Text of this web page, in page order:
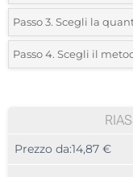
*Seleziona la posizione
1 Colore (Sul campo)
Incisione Laser (Su un
Passo 3. Scegli la
*Quantità desiderata:
10
Passo 4. Scegli il
Prezzo da:14,87 €